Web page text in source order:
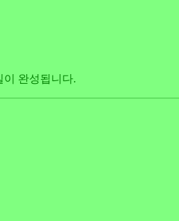
이 완성됩니다.